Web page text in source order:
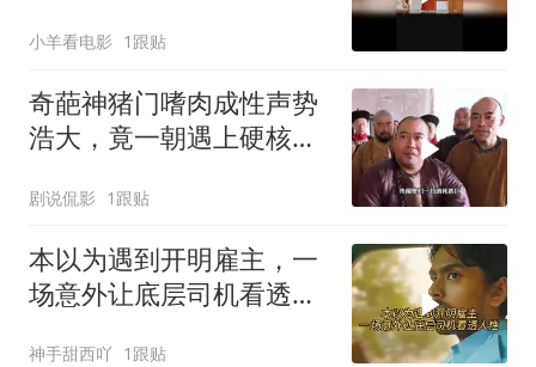
小羊看电影 1跟贴
奇葩神猪门嗜肉成性声势
浩大，竟一朝遇上硬核江
剧说侃影 1跟贴
本以为遇到开明雇主，一
场意外让底层司机看透人
神手甜西吖 1跟贴